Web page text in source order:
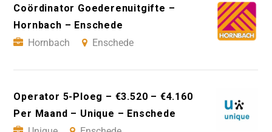
Coördinator Goederenuitgifte –
Hornbach – Enschede
Hornbach
Enschede
Operator 5-Ploeg – €3.520 – €4.160
Per Maand – Unique – Enschede